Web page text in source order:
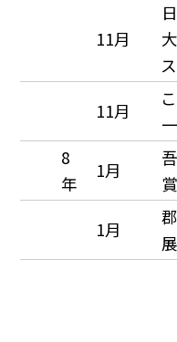
11月
11月
8
年
1月
賞
1月